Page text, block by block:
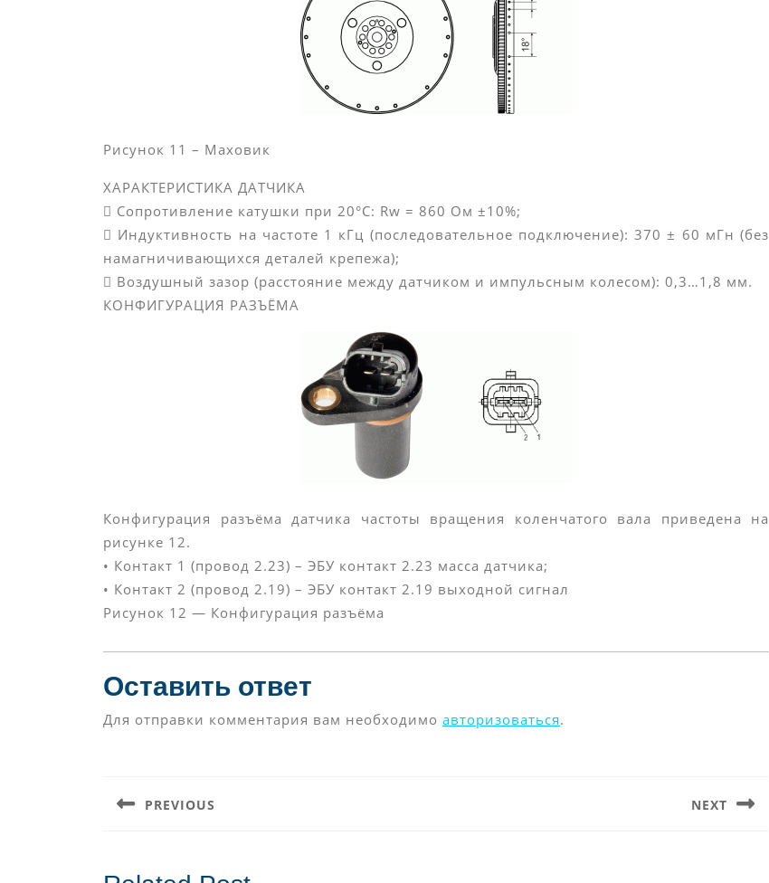
Рисунок 11 – Маховик
ХАРАКТЕРИСТИКА ДАТЧИКА
 Сопротивление катушки при 20°С: Rw = 860 Ом ±10%;
 Индуктивность на частоте 1 кГц (последовательное подключение): 370 ± 60 мГн (без
намагничивающихся деталей крепежа);
 Воздушный зазор (расстояние между датчиком и импульсным колесом): 0,3…1,8 мм.
КОНФИГУРАЦИЯ РАЗЪЁМА
Конфигурация разъёма датчика частоты вращения коленчатого вала приведена на
рисунке 12.
• Контакт 1 (провод 2.23) – ЭБУ контакт 2.23 масса датчика;
• Контакт 2 (провод 2.19) – ЭБУ контакт 2.19 выходной сигнал
Рисунок 12 — Конфигурация разъёма
Оставить ответ
Для отправки комментария вам необходимо авторизоваться.
по
PREVIOUS NEXT